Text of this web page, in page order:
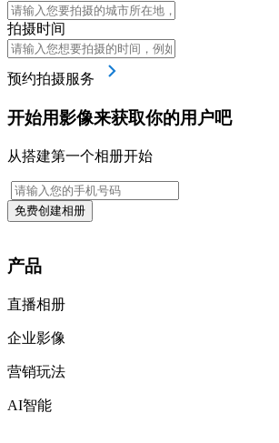
拍摄时间
预约拍摄服务
开始用影像来获取你的用户吧
从搭建第一个相册开始
免费创建相册
产品
直播相册
企业影像
营销玩法
AI智能